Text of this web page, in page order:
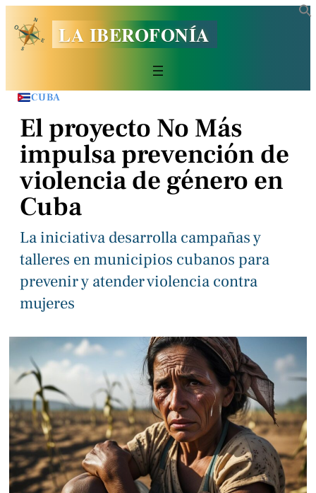
LA IBEROFONÍA
CUBA
El proyecto No Más
impulsa prevención de
violencia de género en
Cuba
La iniciativa desarrolla campañas y
talleres en municipios cubanos para
prevenir y atender violencia contra
mujeres